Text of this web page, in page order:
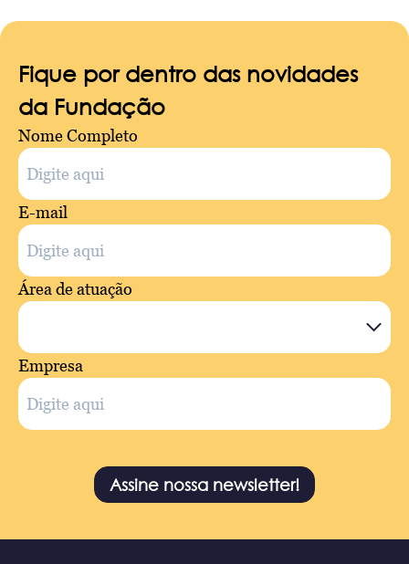
Fique por dentro das novidades
da Fundação
Nome Completo
E-mail
Área de atuação
Empresa
Assine nossa newsletter!